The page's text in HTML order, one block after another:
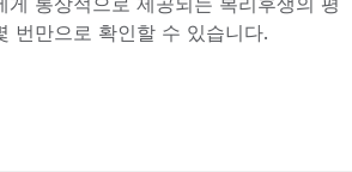
번만으로 확인할 수 있습니다.